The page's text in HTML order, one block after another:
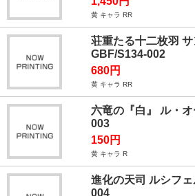
黄 キャラ RR
荘重たる十二枚羽
GBF/S134-002
680円
黄 キャラ RR
六竜の『白』 ル・
003
150円
黄 キャラ R
進化の天司 ルシフ
004